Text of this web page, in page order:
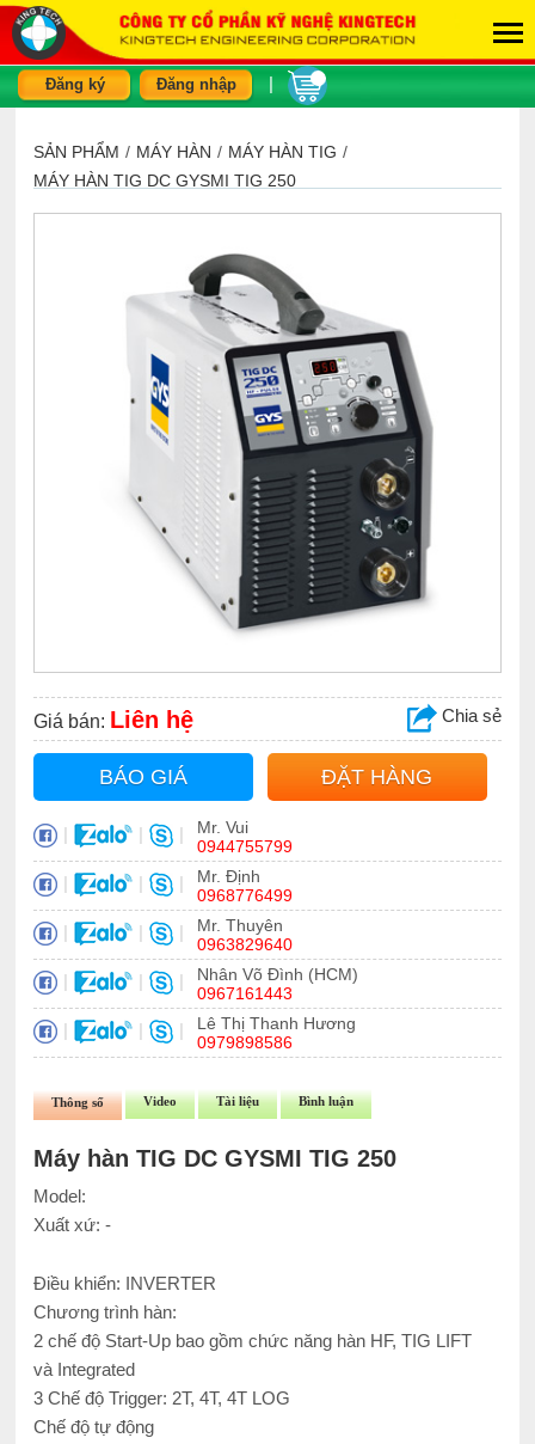
Đăng ký Đăng nhập
SẢN PHẨM / MÁY HÀN / MÁY HÀN TIG /
MÁY HÀN TIG DC GYSMI TIG 250
Giá bán: Liên hệ Chia sẻ
BÁO GIÁ ĐẶT HÀNG
| | |
Mr. Vui
0944755799
| | |
Mr. Định
0968776499
| | |
Mr. Thuyên
0963829640
| | |
Nhân Võ Đình (HCM)
0967161443
| | |
Lê Thị Thanh Hương
0979898586
Thông số Video Tài liệu Bình luận
Máy hàn TIG DC GYSMI TIG 250
Model:
Xuất xứ: -
Điều khiển: INVERTER
Chương trình hàn:
2 chế độ Start-Up bao gồm chức năng hàn HF, TIG LIFT
và Integrated
3 Chế độ Trigger: 2T, 4T, 4T LOG
Chế độ tự động